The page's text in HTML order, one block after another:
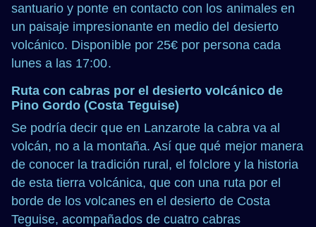
santuario y ponte en contacto con los animales en
un paisaje impresionante en medio del desierto
volcánico. Disponible por 25€ por persona cada
lunes a las 17:00.
Ruta con cabras por el desierto volcánico de
Pino Gordo (Costa Teguise)
Se podría decir que en Lanzarote la cabra va al
volcán, no a la montaña. Así que qué mejor manera
de conocer la tradición rural, el folclore y la historia
de esta tierra volcánica, que con una ruta por el
borde de los volcanes en el desierto de Costa
Teguise, acompañados de cuatro cabras